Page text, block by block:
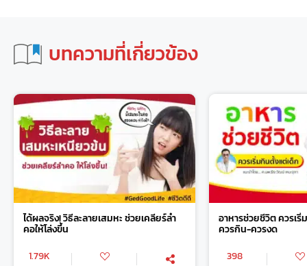
บทความที่เกี่ยวข้อง
ได้ผลจริง! วิธีละลายเสมหะ ช่วยเคลียร์ลำ
คอให้โล่งขึ้น
1.79K
อาหารช่วยชีวิต ควรเริ่
ควรกิน-ควรงด
398